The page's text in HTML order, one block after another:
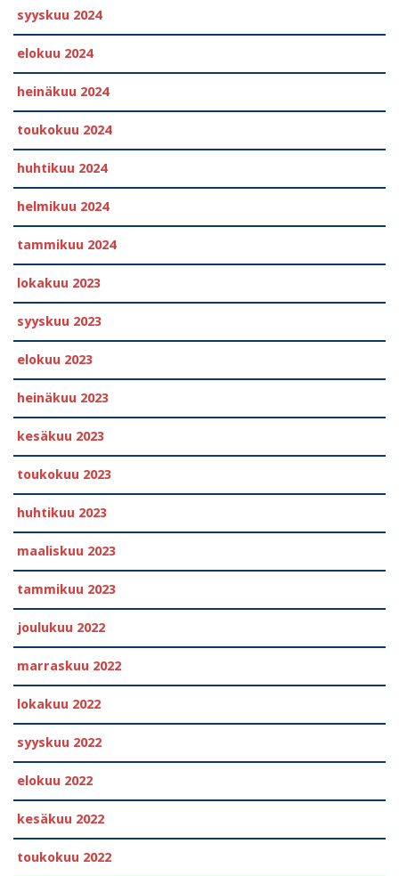
syyskuu 2024
elokuu 2024
heinäkuu 2024
toukokuu 2024
huhtikuu 2024
helmikuu 2024
tammikuu 2024
lokakuu 2023
syyskuu 2023
elokuu 2023
heinäkuu 2023
kesäkuu 2023
toukokuu 2023
huhtikuu 2023
maaliskuu 2023
tammikuu 2023
joulukuu 2022
marraskuu 2022
lokakuu 2022
syyskuu 2022
elokuu 2022
kesäkuu 2022
toukokuu 2022